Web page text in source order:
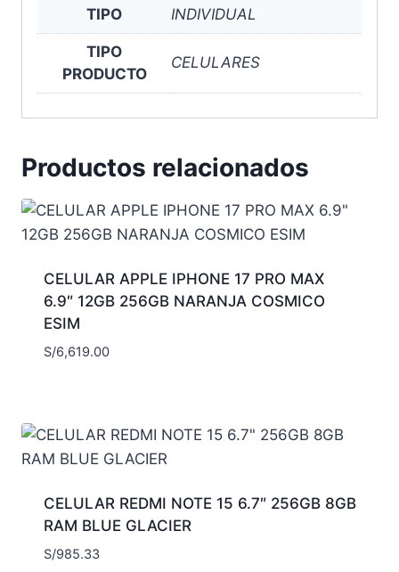
TIPO INDIVIDUAL
TIPO
PRODUCTO
CELULARES
Productos relacionados
CELULAR APPLE IPHONE 17 PRO MAX
6.9″ 12GB 256GB NARANJA COSMICO
ESIM
S/6,619.00
CELULAR REDMI NOTE 15 6.7″ 256GB 8GB
RAM BLUE GLACIER
S/985.33